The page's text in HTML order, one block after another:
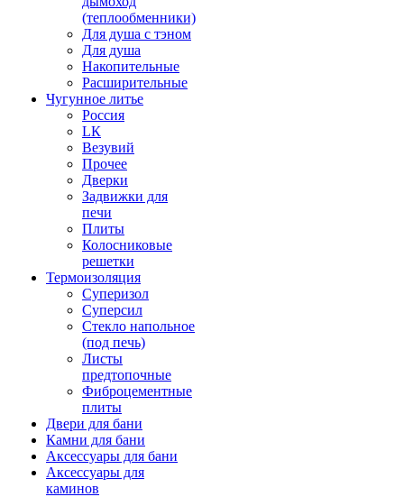
(теплообменники)
Для душа с тэном
Для душа
Накопительные
Расширительные
Чугунное литье
Россия
LК
Везувий
Прочее
Дверки
Задвижки для
печи
Плиты
Колосниковые
решетки
Термоизоляция
Суперизол
Суперсил
Стекло напольное
(под печь)
Листы
предтопочные
Фиброцементные
плиты
Двери для бани
Камни для бани
Аксессуары для бани
Аксессуары для
каминов